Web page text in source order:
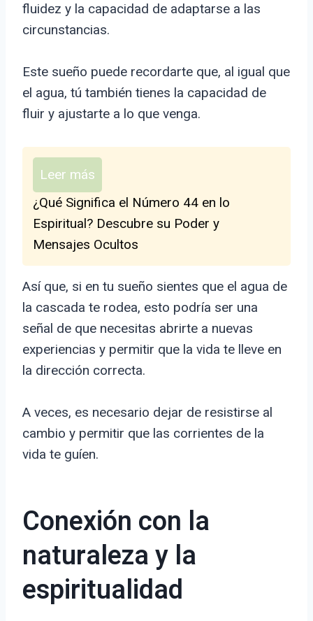
fluidez y la capacidad de adaptarse a las
circunstancias.
Este sueño puede recordarte que, al igual que
el agua, tú también tienes la capacidad de
fluir y ajustarte a lo que venga.
Leer más
¿Qué Significa el Número 44 en lo
Espiritual? Descubre su Poder y
Mensajes Ocultos
Así que, si en tu sueño sientes que el agua de
la cascada te rodea, esto podría ser una
señal de que necesitas abrirte a nuevas
experiencias y permitir que la vida te lleve en
la dirección correcta.
A veces, es necesario dejar de resistirse al
cambio y permitir que las corrientes de la
vida te guíen.
Conexión con la
naturaleza y la
espiritualidad